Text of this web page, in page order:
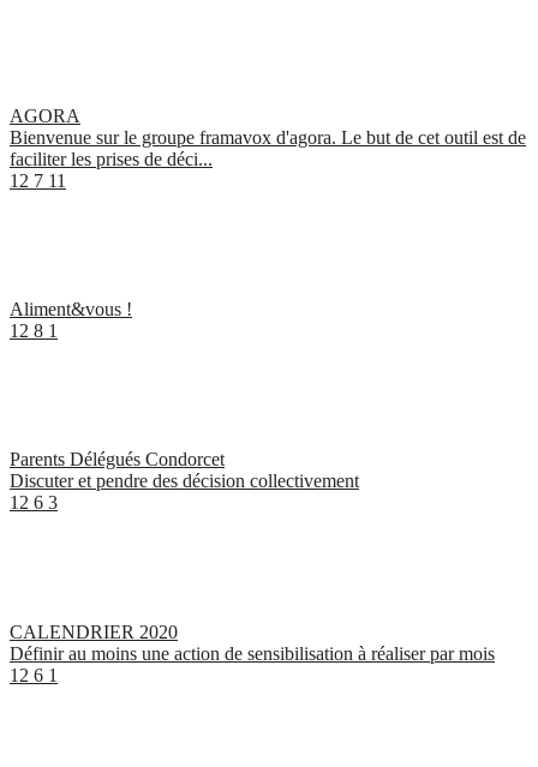
AGORA
Bienvenue sur le groupe framavox d'agora. Le but de cet outil est de
faciliter les prises de déci...
12 7 11
Aliment&vous !
12 8 1
Parents Délégués Condorcet
Discuter et pendre des décision collectivement
12 6 3
CALENDRIER 2020
Définir au moins une action de sensibilisation à réaliser par mois
12 6 1